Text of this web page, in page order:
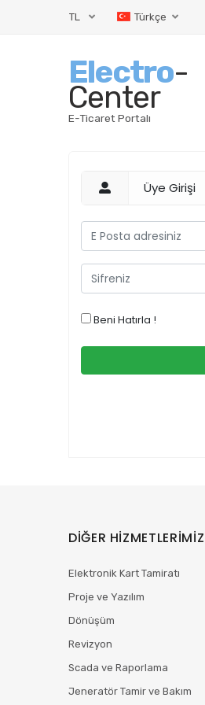
TL Türkçe
Electro-
Center
E-Ticaret Portalı
Üye Girişi
Beni Hatırla !
DİĞER HİZMETLERİMİZ
Elektronik Kart Tamiratı
Proje ve Yazılım
Dönüşüm
Revizyon
Scada ve Raporlama
Jeneratör Tamir ve Bakım